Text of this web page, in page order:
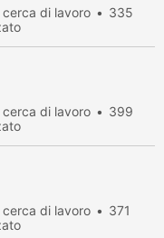
di lavoro
335
di lavoro
399
di lavoro
371